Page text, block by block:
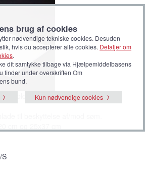
af mad og med skridsikre
S
brug af cookies
nødvendige tekniske cookies. Desuden
hvis du accepterer alle cookies. Detaljer om
.
dit samtykke tilbage via Hjælpemiddelbasens
finder under overskriften Om
bund.
Kun nødvendige cookies